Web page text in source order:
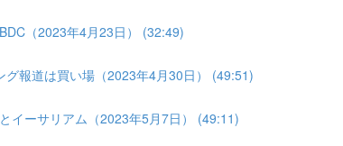
（2023年4月23日） (32:49)
グ報道は買い場（2023年4月30日） (49:51)
イーサリアム（2023年5月7日） (49:11)